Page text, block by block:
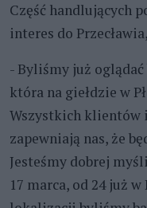
Część handlujących
interes do
- Byliśmy już
która na giełdzie w
Wszystkich klientów
zapewniają nas, że
Jesteśmy dobrej
17 marca, od 24 już